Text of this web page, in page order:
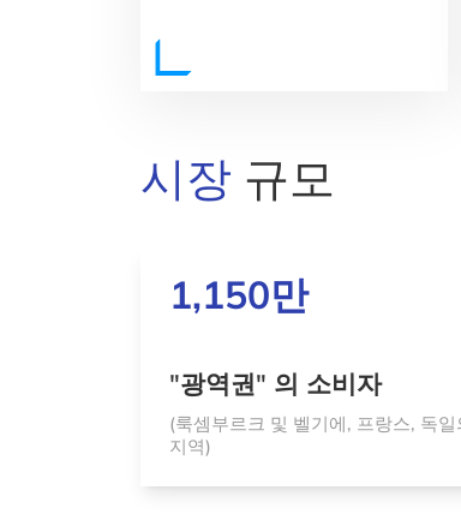
시장 규모
1,150만
"광역권" 의 소비자
(룩셈부르크 및 벨기에, 프랑스, 독일
지역)